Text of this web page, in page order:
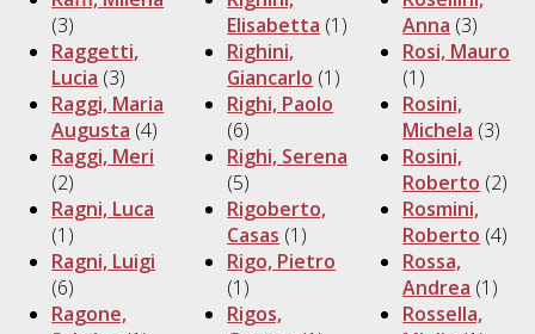
(3)
Raggetti,
Lucia (3)
Raggi, Maria
Augusta (4)
Raggi, Meri
(2)
Ragni, Luca
(1)
Ragni, Luigi
(6)
Ragone,
Elisabetta (1)
Righini,
Giancarlo (1)
Righi, Paolo
(6)
Righi, Serena
(5)
Rigoberto,
Casas (1)
Rigo, Pietro
(1)
Rigos,
Anna (3)
Rosi, Mauro
(1)
Rosini,
Michela (3)
Rosini,
Roberto (2)
Rosmini,
Roberto (4)
Rossa,
Andrea (1)
Rossella,